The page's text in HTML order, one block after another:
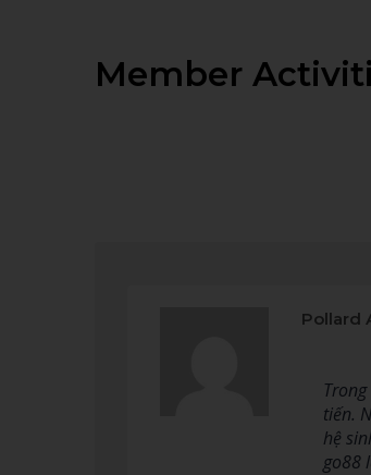
Member
Pollard
tiến.
hệ
go88